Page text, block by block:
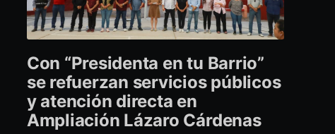
Con “Presidenta en tu Barrio”
se refuerzan servicios públicos
y atención directa en
Ampliación Lázaro Cárdenas